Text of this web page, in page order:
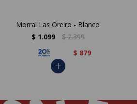
Morral Las Oreiro - Blanco
$ 1.099 $ 2.399
$ 879
add